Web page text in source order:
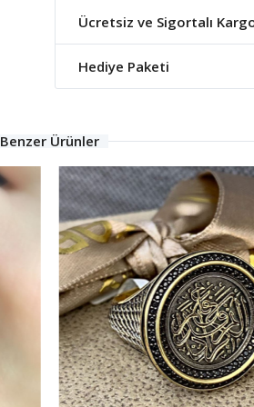
Ücretsiz ve Sigortalı
Hediye Paketi
Benzer Ürünler